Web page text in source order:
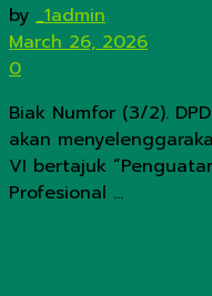
by _1admin
March 26, 2026
0
Biak Numfor (3/2).
akan
VI bertajuk
Profesional ...